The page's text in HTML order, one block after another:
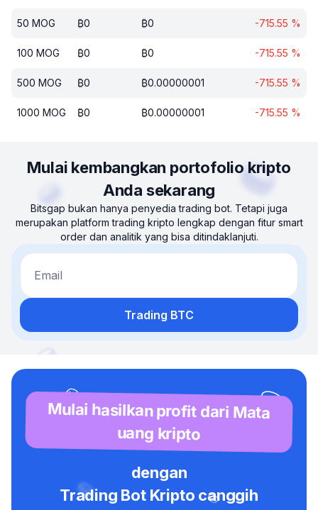
50 MOG ₿0 ₿0 -715.55 %
100 MOG ₿0 ₿0 -715.55 %
500 MOG ₿0 ₿0.00000001 -715.55 %
1000 MOG ₿0 ₿0.00000001 -715.55 %
Mulai kembangkan portofolio kripto
Anda sekarang
Bitsgap bukan hanya penyedia trading bot. Tetapi juga
merupakan platform trading kripto lengkap dengan fitur smart
order dan analitik yang bisa ditindaklanjuti.
Email
Trading BTC
Mulai hasilkan profit dari Mata
uang kripto
dengan
Trading Bot Kripto canggih